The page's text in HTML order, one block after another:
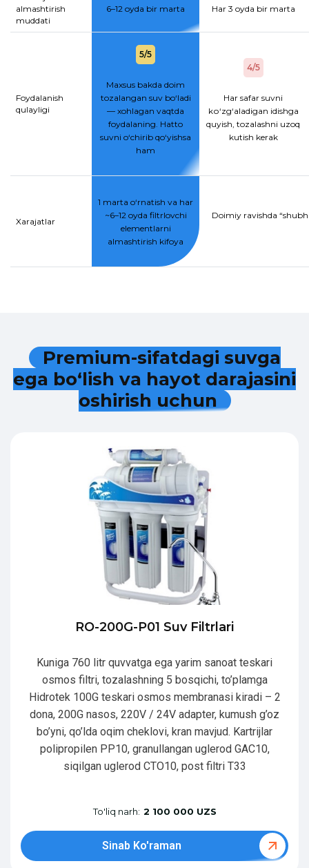
almashtirish
muddati
6–12 oyda bir marta Har 3 oyda bir marta
Foydalanish
qulayligi
5/5
Maxsus bakda doim
tozalangan suv bo‘ladi
— xohlagan vaqtda
foydalaning. Hatto
suvni o‘chirib qo‘yishsa
ham
4/5
Har safar suvni
kо‘zg‘aladigan idishga
quyish, tozalashni uzoq
kutish kerak
Xarajatlar
1 marta o‘rnatish va har
~6–12 oyda filtrlovchi
elementlarni
almashtirish kifoya
Doimiy ravishda
Premium-sifatdagi suvga
ega bo‘lish va hayot darajasini
oshirish uchun
RO-200G-P01 Suv Filtrlari
Kuniga 760 litr quvvatga ega yarim sanoat teskari
osmos filtri, tozalashning 5 bosqichi, to’plamga
Hidrotek 100G teskari osmos membranasi kiradi – 2
dona, 200G nasos, 220V / 24V adapter, kumush g’oz
bo’yni, qo’lda oqim cheklovi, kran mavjud. Kartrijlar
polipropilen PP10, granullangan uglerod GAC10,
siqilgan uglerod CTO10, post filtri T33
To'liq narh: 2 100 000 UZS
Sinab Ko'raman